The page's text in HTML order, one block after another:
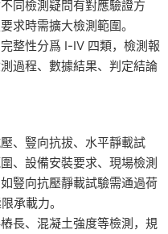
同檢測疑問有對應驗證方
求時需擴大檢測範圍。
整性分爲 Ⅰ-Ⅳ 四類，檢測報
過程、數據結果、判定結論
、豎向抗拔、水平靜載試
、設備安裝要求、現場檢測
豎向抗壓靜載試驗需通過荷
承載力。
長、混凝土強度等檢測，規